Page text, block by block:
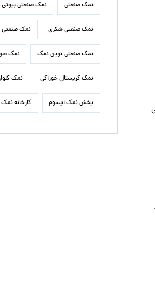
نمک صنعتی نمک صنعتی
نمک صنعتی شکری نمک صنعتی
نمک صنعتی نوین نمک نمک
نمک کریستال خوراکی نمک
پخش نمک اپسوم کارخانه